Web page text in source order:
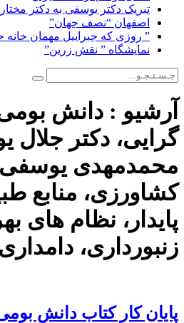
تبریک دکتر یوسفی به دکتر
اصفهان “نصف جهان”
” روزی که جبراییل مهمان
نمایشگاه ” نقش زرین”
آرشیو : دانش
گرایی، دکتر جلال
محمدمهدی یوسفی،
کشاورزی، منابع
پایدار، نظام های
زنبورداری،
پایان کار کتاب دانش